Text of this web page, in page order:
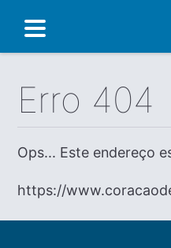
Erro 404
Ops... Este endereço
https://